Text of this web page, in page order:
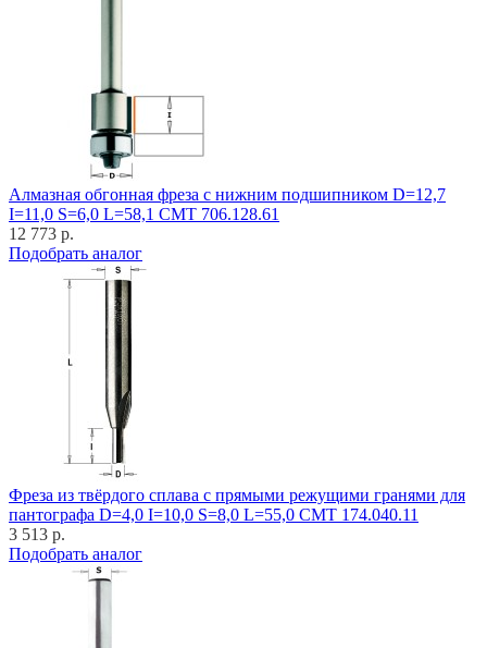
Алмазная обгонная фреза с нижним подшипником D=12,7
I=11,0 S=6,0 L=58,1 CMT 706.128.61
12 773 р.
Подобрать аналог
Фреза из твёрдого сплава с прямыми режущими гранями для
пантографа D=4,0 I=10,0 S=8,0 L=55,0 CMT 174.040.11
3 513 р.
Подобрать аналог